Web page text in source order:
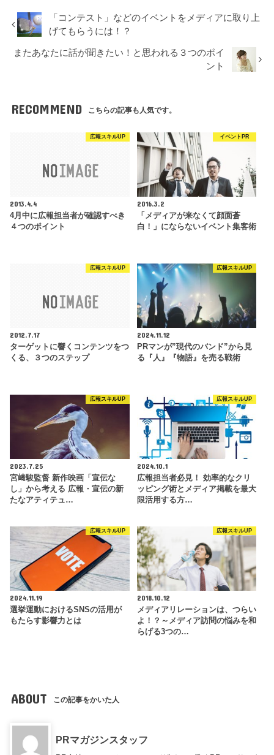
「コンテスト」などのイベントをメディアに取り上
げてもらうには！？
またあなたに話が聞きたい！と思われる３つのポイ
ント
RECOMMEND こちらの記事も人気です。
広報スキルUP
2013.4.4
4月中に広報担当者が確認すべき
４つのポイント
イベントPR
2016.3.2
「メディアが来なくて顔面蒼
白！」にならないイベント集客術
広報スキルUP
2012.7.17
ターゲットに響くコンテンツをつ
くる、３つのステップ
広報スキルUP
2024.11.12
PRマンが”現代のバンド”から見
る『人』『物語』を売る戦術
広報スキルUP
2023.7.25
宮﨑駿監督 新作映画「宣伝な
し」から考える 広報・宣伝の新
たなアティテュ…
広報スキルUP
2024.10.1
広報担当者必見！ 効率的なクリ
ッピング術とメディア掲載を最大
限活用する方…
広報スキルUP
2024.11.19
選挙運動におけるSNSの活用が
もたらす影響力とは
広報スキルUP
2018.10.12
メディアリレーションは、つらい
よ！？～メディア訪問の悩みを和
らげる3つの…
ABOUT この記事をかいた人
PRマガジンスタッフ